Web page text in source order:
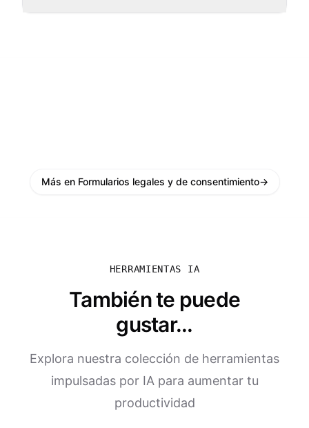
Más en Formularios legales y de consentimiento→
HERRAMIENTAS IA
También te puede
gustar...
Explora nuestra colección de herramientas
impulsadas por IA para aumentar tu
productividad